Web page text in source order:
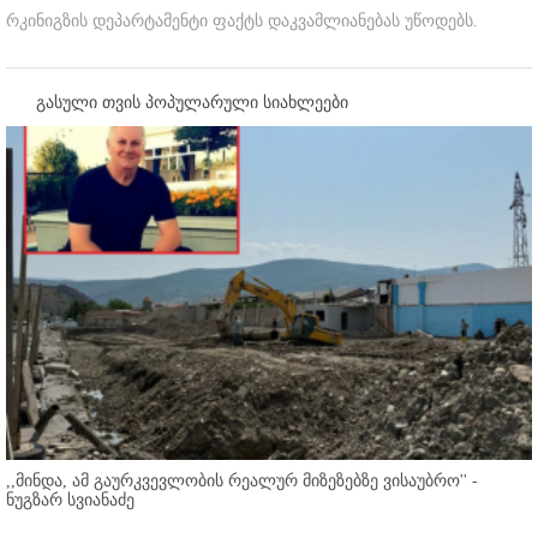
რკინიგზის დეპარტამენტი ფაქტს დაკვამლიანებას უწოდებს.
გასული თვის პოპულარული სიახლეები
,,მინდა, ამ გაურკვევლობის რეალურ მიზეზებზე ვისაუბრო'' -
ნუგზარ სვიანაძე